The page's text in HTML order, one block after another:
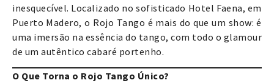
inesquecível. Localizado no sofisticado Hotel Faena, em
Puerto Madero, o Rojo Tango é mais do que um show: é
uma imersão na essência do tango, com todo o glamour
de um autêntico cabaré portenho.
O Que Torna o Rojo Tango Único?